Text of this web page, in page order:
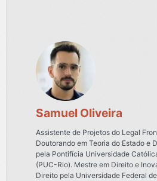
Samuel Oliveira
Assistente de Projetos do Legal
Doutorando em Teoria do Estado e
pela Pontifícia Universidade
(PUC-Rio). Mestre em Direito e
Direito pela Universidade Federal